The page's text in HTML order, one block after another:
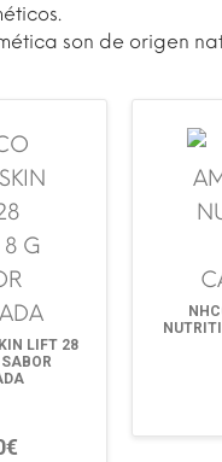
son de origen
LIFT 28